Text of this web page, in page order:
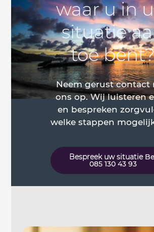
waar u in
situatie
toe
Neem gerust contact
ons op. Wij luisteren
en bespreken
welke stappen
Bespreek uw situatie Bel
085 130 43 93